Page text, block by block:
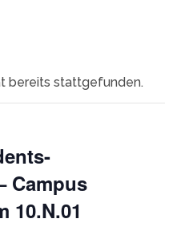
bereits stattgefunden.
Campus
10.N.01